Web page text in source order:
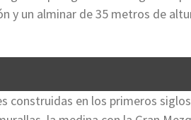
y un alminar de 35 metros de
construidas en los primeros